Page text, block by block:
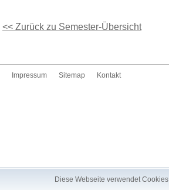
Diese Webseite verwendet Cookies
<< Zurück zu Semester-Übersicht
Impressum Sitemap Kontakt